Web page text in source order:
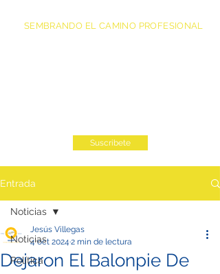
SEMBRANDO EL CAMINO PROFESIONAL
Suscribete
Entrada
Noticias
Política
Noticias
Dejaron El Balonpie De
Jesús Villegas
4 oct 2024 2 min de lectura